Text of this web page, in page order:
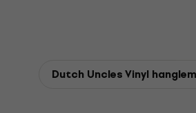
Dutch Uncles Vinyl